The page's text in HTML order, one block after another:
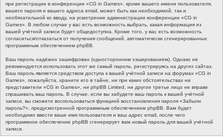
при регистрации в конференции «CG in Games», кроме вашего имени пользователя,
вашего пароля и вашего адреса email, может быть как необходимой, так и
необязательной ко вводу, на усмотрение администрации конференции «CG in
Games». В любом случае у вас есть возможность выбрать, какая информация из
вашей учётной записи будет общедоступна. Кроме того, у вас есть возможность
согласиться/отказаться от получения сообщений, автоматически сгенерированных
программным обеспечением phpBB.
Ваш пароль надёжно зашифрован (односторонним хэшированием). Однако не
рекомендуется использовать этот же самый пароль, регистрируясь на других сайтах.
Ваш пароль является средством доступа к вашей учётной записи на форумах «CG in
Games», пожалуйста, храните его в тайне, ни при каких обстоятельствах ни
представители «CG in Games», ни phpBB Limited, ни другое третье лицо не вправе
спрашивать ваш пароль. В случае, если вы забудете ваш пароль к вашей учётной
записи, вы сможете воспользоваться функцией восстановления пароля «Забыли
пароль?», предусмотренной программным обеспечением phpBB. Вам будет
необходимо ввести ваше имя пользователя и ваш адрес email, после чего
программное обеспечение phpBB сгенерирует вам новый пароль для вашей учётной
записи.